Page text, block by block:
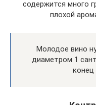
содержится много
плохой
Молодое вино
диаметром 1
конец